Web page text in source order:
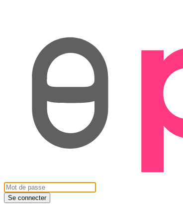
Se connecter